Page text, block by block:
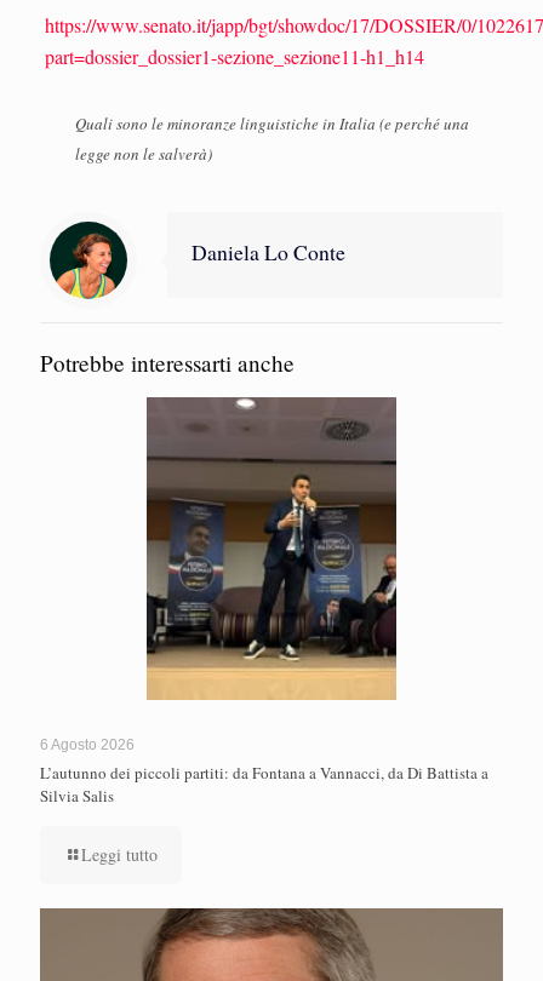
https://www.senato.it/japp/bgt/showdoc/17/DOSSIER/0/
part=dossier_dossier1-sezione_sezione11-h1_h14
Quali sono le minoranze linguistiche in Italia (e perché una
legge non le salverà)
Daniela Lo Conte
Potrebbe interessarti anche
6 Agosto 2026
L’autunno dei piccoli partiti: da Fontana a Vannacci, da Di Battista a
Silvia Salis
Leggi tutto